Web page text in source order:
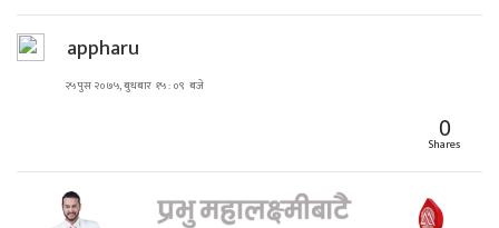
appharu
२५ पुस २०७५, बुधबार १५ : ०९ बजे
0
Shares